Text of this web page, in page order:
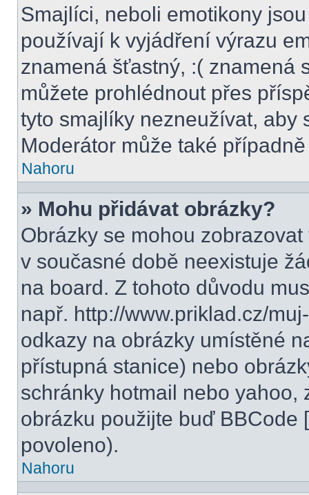
Smajlíci, neboli emotikony
používají k vyjádření výrazu
znamená šťastný, :( znamená
můžete prohlédnout přes
tyto smajlíky nezneužívat, aby
Moderátor může také
Nahoru
» Mohu přidávat obrázky?
Obrázky se mohou
v současné době neexistuje
na board. Z tohoto důvodu
např. http://www.priklad.cz/
odkazy na obrázky umístěné
přístupná stanice) nebo
schránky hotmail nebo yahoo,
obrázku použijte buď BBCode
povoleno).
Nahoru